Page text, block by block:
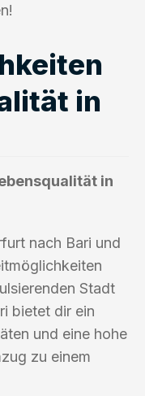
in
in
nach Bari und
Stadt
bietet dir ein
und eine hohe
zu einem